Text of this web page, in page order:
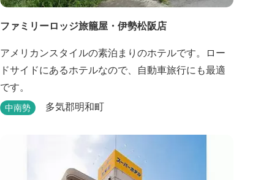
ファミリーロッジ旅籠屋・伊勢松阪店
アメリカンスタイルの素泊まりのホテルです。ロー
ドサイドにあるホテルなので、自動車旅行にも最適
です。
中南勢 多気郡明和町